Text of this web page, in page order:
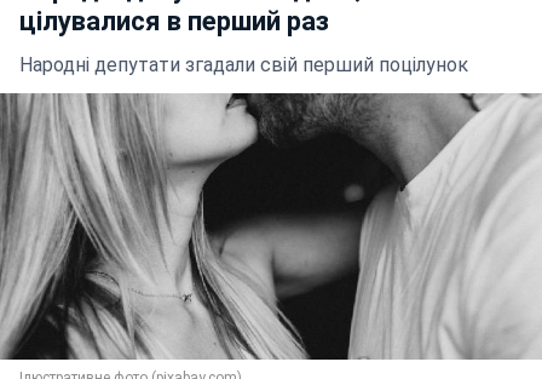
цілувалися в перший раз
Народні депутати згадали свій перший поцілунок